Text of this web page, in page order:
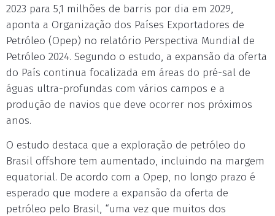
2023 para 5,1 milhões de barris por dia em 2029,
aponta a Organização dos Países Exportadores de
Petróleo (Opep) no relatório Perspectiva Mundial de
Petróleo 2024. Segundo o estudo, a expansão da oferta
do País continua focalizada em áreas do pré-sal de
águas ultra-profundas com vários campos e a
produção de navios que deve ocorrer nos próximos
anos.
O estudo destaca que a exploração de petróleo do
Brasil offshore tem aumentado, incluindo na margem
equatorial. De acordo com a Opep, no longo prazo é
esperado que modere a expansão da oferta de
petróleo pelo Brasil, “uma vez que muitos dos